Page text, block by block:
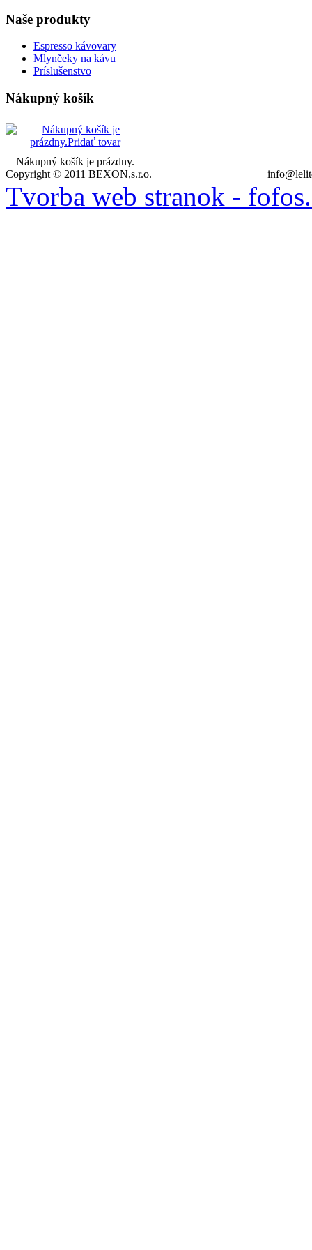
Naše produkty
Espresso kávovary
Mlynčeky na kávu
Príslušenstvo
Nákupný košík
Nákupný košík je prázdny.
Copyright © 2011 BEXON,s.r.o.
Tvorba web stranok -